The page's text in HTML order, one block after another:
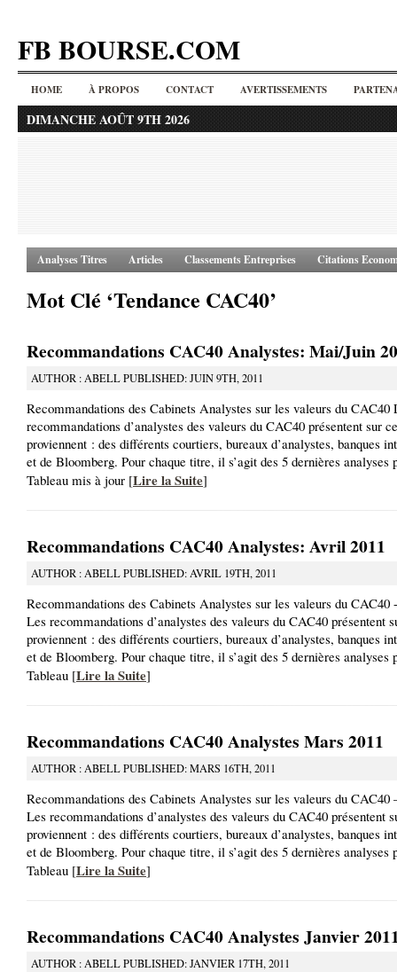
FB BOURSE.COM
HOME À PROPOS CONTACT AVERTISSEMENTS
DIMANCHE AOÛT 9TH 2026
Analyses Titres Articles Classements Entreprises Citations
Mot Clé ‘Tendance CAC40’
Recommandations CAC40 Analystes: Mai/Juin
AUTHOR : ABELL PUBLISHED: JUIN 9TH, 2011
Recommandations des Cabinets Analystes sur les valeurs du CAC40
recommandations d’analystes des valeurs du CAC40 présentent sur
proviennent : des différents courtiers, bureaux d’analystes, banques
et de Bloomberg. Pour chaque titre, il s’agit des 5 dernières analyses
Tableau mis à jour [Lire la Suite]
Recommandations CAC40 Analystes: Avril 2011
AUTHOR : ABELL PUBLISHED: AVRIL 19TH, 2011
Recommandations des Cabinets Analystes sur les valeurs du CAC40
Les recommandations d’analystes des valeurs du CAC40 présentent
proviennent : des différents courtiers, bureaux d’analystes, banques
et de Bloomberg. Pour chaque titre, il s’agit des 5 dernières analyses
Tableau [Lire la Suite]
Recommandations CAC40 Analystes Mars 2011
AUTHOR : ABELL PUBLISHED: MARS 16TH, 2011
Recommandations des Cabinets Analystes sur les valeurs du CAC40
Les recommandations d’analystes des valeurs du CAC40 présentent
proviennent : des différents courtiers, bureaux d’analystes, banques
et de Bloomberg. Pour chaque titre, il s’agit des 5 dernières analyses
Tableau [Lire la Suite]
Recommandations CAC40 Analystes Janvier
AUTHOR : ABELL PUBLISHED: JANVIER 17TH, 2011